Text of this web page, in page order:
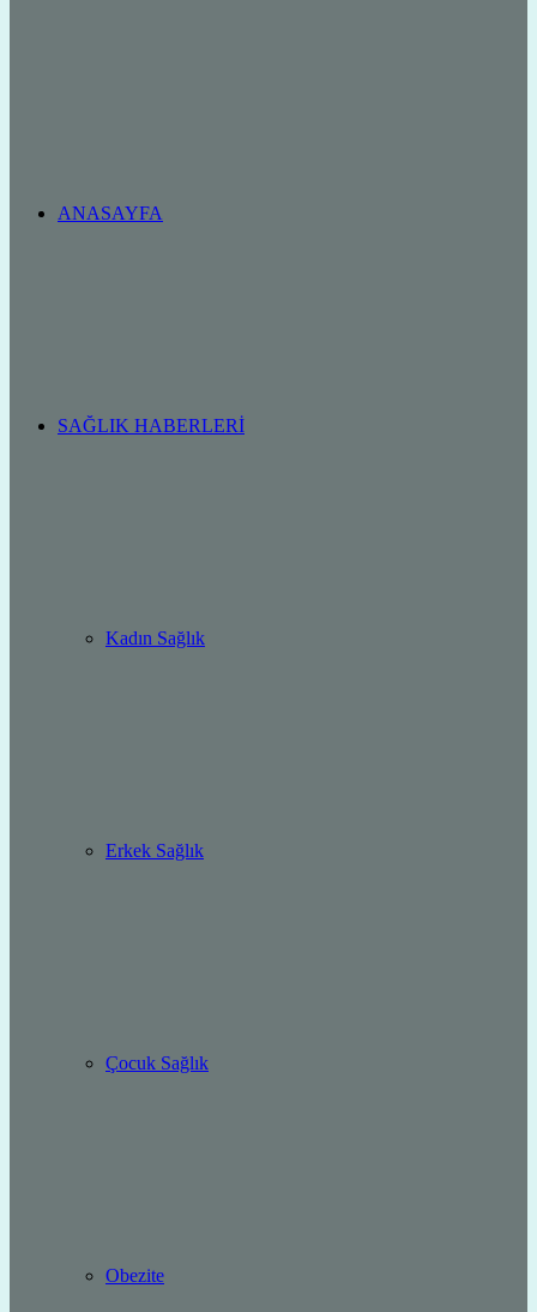
ANASAYFA
SAĞLIK HABERLERI
Kadın Sağlık
Erkek Sağlık
Çocuk Sağlık
Obezite